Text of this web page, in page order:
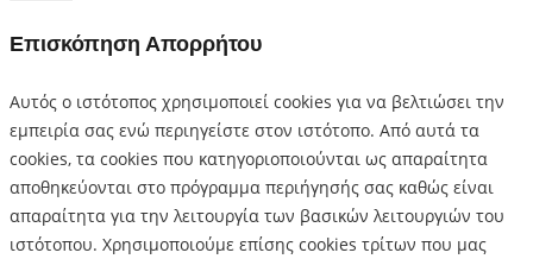
Επισκόπηση Απορρήτου
Αυτός ο ιστότοπος χρησιμοποιεί cookies για να βελτιώσει την
εμπειρία σας ενώ περιηγείστε στον ιστότοπο. Από αυτά τα
cookies, τα cookies που κατηγοριοποιούνται ως απαραίτητα
αποθηκεύονται στο πρόγραμμα περιήγησής σας καθώς είναι
απαραίτητα για την λειτουργία των βασικών λειτουργιών του
ιστότοπου. Χρησιμοποιούμε επίσης cookies τρίτων που μας